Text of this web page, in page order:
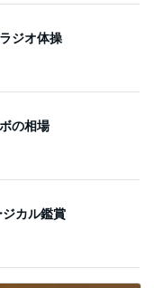
ジオ体操
の相場
カル鑑賞